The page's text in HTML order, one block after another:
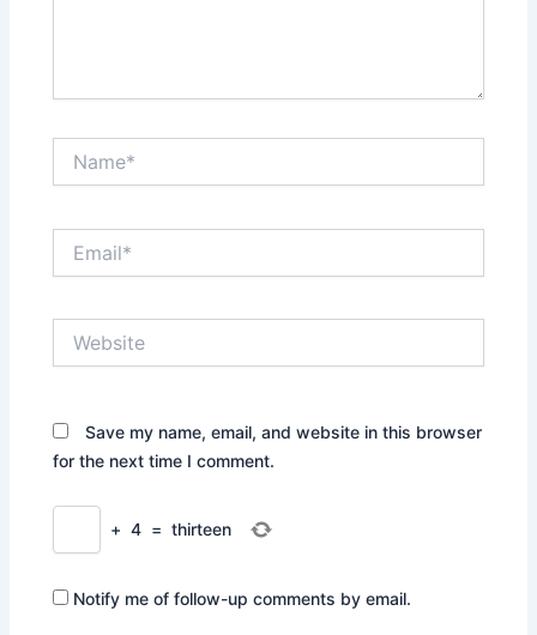
Save my name, email, and website in this browser
for the next time I comment.
+ 4 = thirteen
Notify me of follow-up comments by email.